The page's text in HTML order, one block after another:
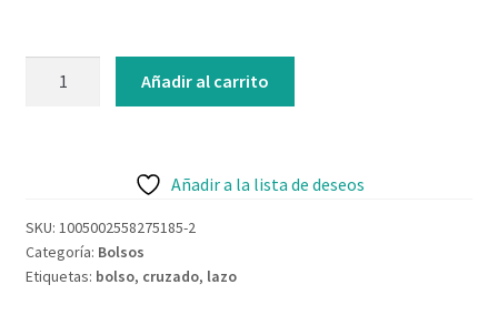
Añadir al carrito
Añadir a la lista de deseos
SKU: 1005002558275185-2
Categoría: Bolsos
Etiquetas: bolso, cruzado, lazo